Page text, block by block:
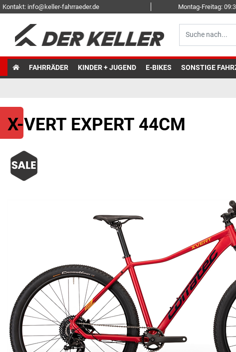
Kontakt: info@keller-fahrraeder.de Montag-Freitag:
FAHRRÄDER KINDER + JUGEND E-BIKES SONSTIGE
X-VERT EXPERT 44CM